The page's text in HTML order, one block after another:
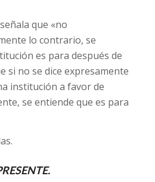
que «no
lo contrario, se
es para después de
si no se dice expresamente
institución a favor de
se entiende que es para